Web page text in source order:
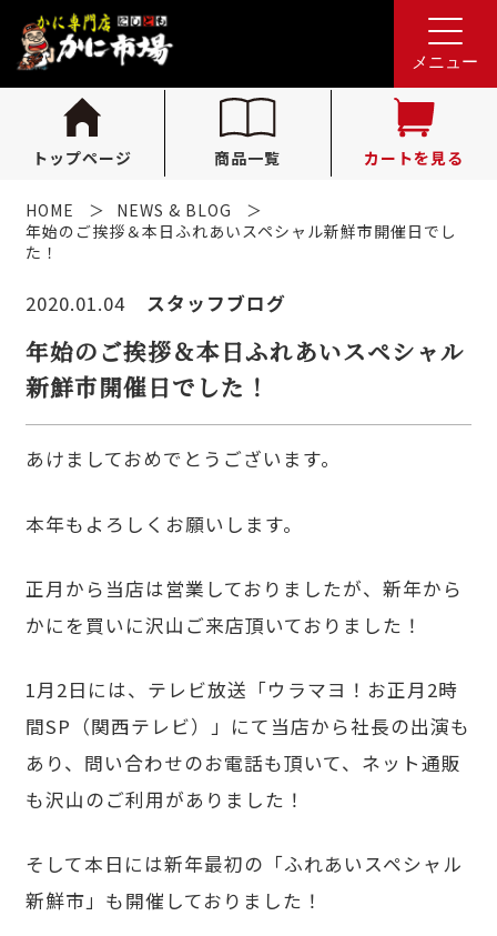
メニュー
トップページ 商品一覧 カートを見る
れんが亭へのお問い合わせ
tel.0796-36-1341
（受付時間 10:00〜16:00）
HOME
NEWS & BLOG
年始のご挨拶＆本日ふれあいスペシャル新鮮市開催日でし
た！
2020.01.04 スタッフブログ
年始のご挨拶＆本日ふれあいスペシャル
新鮮市開催日でした！
あけましておめでとうございます。
本年もよろしくお願いします。
正月から当店は営業しておりましたが、新年から
かにを買いに沢山ご来店頂いておりました！
1月2日には、テレビ放送「ウラマヨ！お正月2時
間SP（関西テレビ）」にて当店から社長の出演も
あり、問い合わせのお電話も頂いて、ネット通販
も沢山のご利用がありました！
そして本日には新年最初の「ふれあいスペシャル
新鮮市」も開催しておりました！